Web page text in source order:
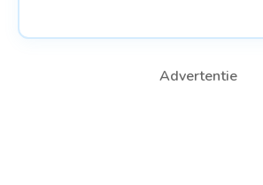
Advertentie